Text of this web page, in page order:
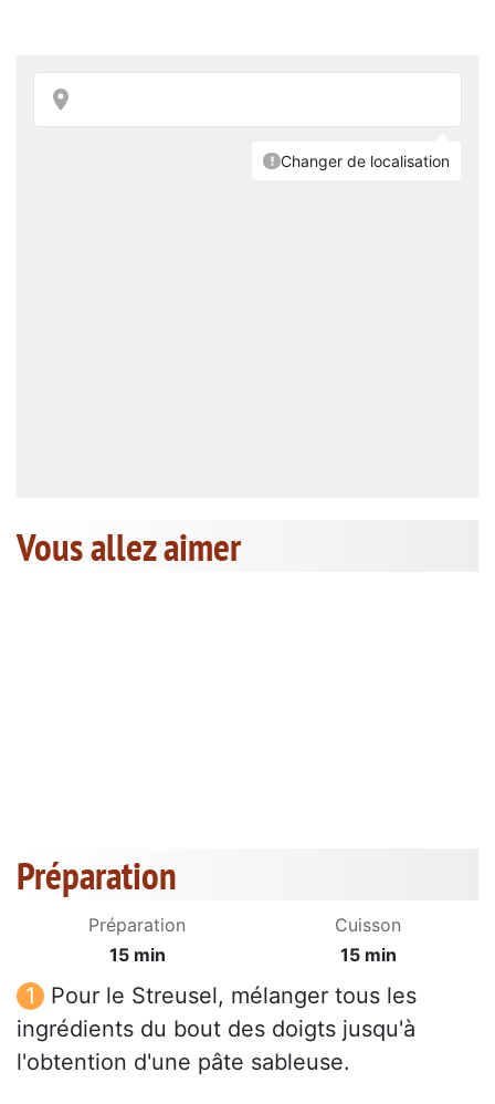
Vous allez aimer
Préparation
Préparation
15 min
Cuisson
15 min
Pour le Streusel, mélanger tous les
ingrédients du bout des doigts jusqu'à
l'obtention d'une pâte sableuse.